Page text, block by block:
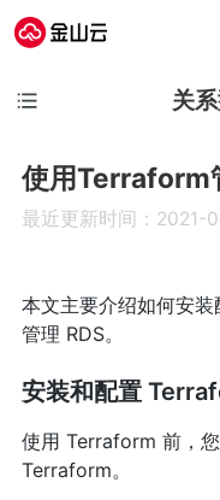
关
使用Terraform
最近更新时间：2021-
本文主要介绍如何安
管理 RDS。
安装和配置
使用 Terraform 前，
Terraform。